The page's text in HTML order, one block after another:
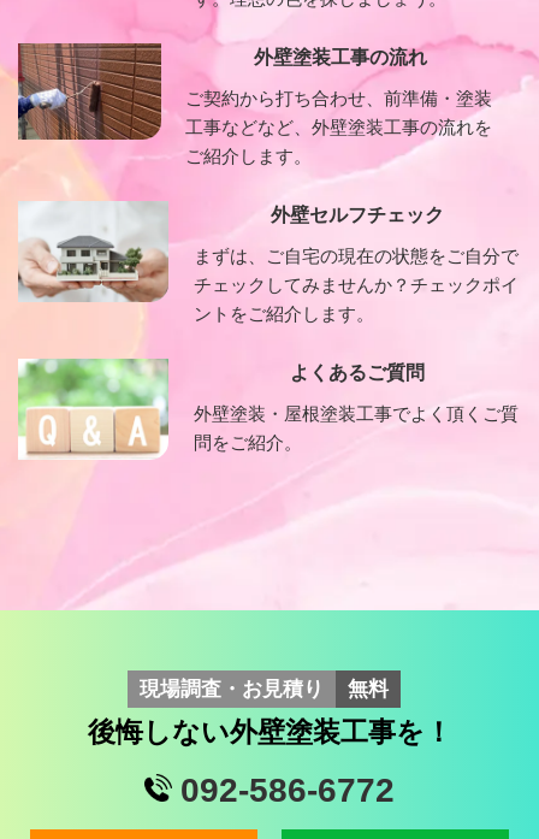
外壁塗装工事の流れ
ご契約から打ち合わせ、前準備・塗装
工事などなど、外壁塗装工事の流れを
ご紹介します。
外壁セルフチェック
まずは、ご自宅の現在の状態をご自分で
チェックしてみませんか？チェックポイ
ントをご紹介します。
よくあるご質問
外壁塗装・屋根塗装工事でよく頂くご質
問をご紹介。
現場調査・お見積り 無料
後悔しない外壁塗装工事を！
092-586-6772